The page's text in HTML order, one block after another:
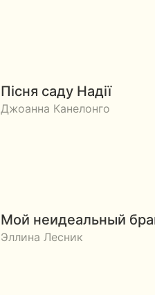
Пісня саду Надії
Джоанна Канелонго
Мой неидеальный
Эллина Лесник